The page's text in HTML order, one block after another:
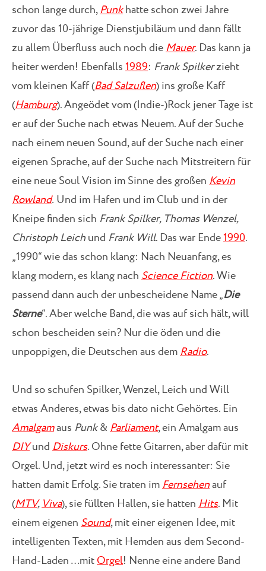
schon lange durch,Punkhatte schon zwei Jahre
zuvor das 10-jährige Dienstjubiläum und dann fällt
zu allem Überfluss auch noch dieMauer. Das kann ja
heiter werden! Ebenfalls1989: Frank Spilkerzieht
vom kleinen Kaff (Bad Salzuflen) ins große Kaff
(Hamburg). Angeödet vom (Indie-)Rock jener Tage ist
er auf der Suche nach etwas Neuem. Auf der Suche
nach einem neuen Sound, auf der Suche nach einer
eigenen Sprache, auf der Suche nach Mitstreitern für
eine neue Soul Vision im Sinne des großenKevin
Rowland. Und im Hafen und im Club und in der
Kneipe finden sich Frank Spilker, Thomas Wenzel,
Christoph Leichund Frank Will. Das war Ende1990.
„1990“ wie das schon klang: Nach Neuanfang, es
klang modern, es klang nachScience Fiction. Wie
passend dann auch der unbescheidene Name „Die
Sterne“. Aber welche Band, die was auf sich hält, will
schon bescheiden sein? Nur die öden und die
unpoppigen, die Deutschen aus demRadio.
Und so schufen Spilker, Wenzel, Leich und Will
etwas Anderes, etwas bis dato nicht Gehörtes. Ein
Amalgamaus Punk&Parliament, ein Amalgam aus
DIYundDiskurs. Ohne fette Gitarren, aber dafür mit
Orgel. Und, jetzt wird es noch interessanter: Sie
hatten damit Erfolg. Sie traten imFernsehenauf
(MTV,Viva), sie füllten Hallen, sie hattenHits. Mit
einem eigenenSound, mit einer eigenen Idee, mit
intelligenten Texten, mit Hemden aus dem Second-
Hand-Laden …mitOrgel! Nenne eine andere Band